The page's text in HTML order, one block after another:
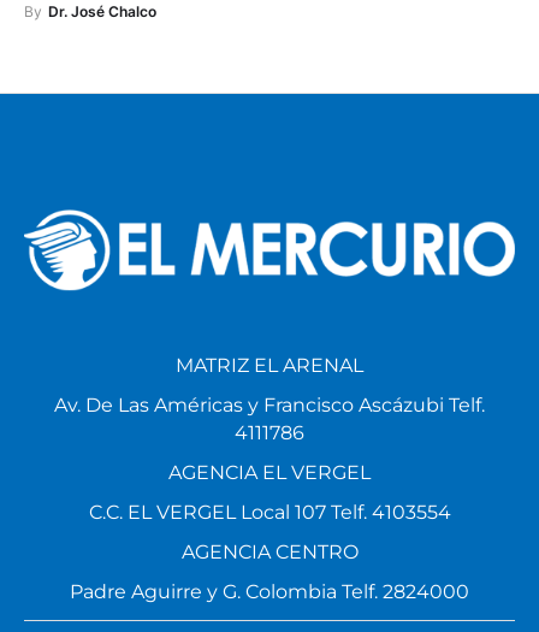
By Dr. José Chalco
MATRIZ EL ARENAL
Av. De Las Américas y Francisco Ascázubi Telf.
4111786
AGENCIA EL VERGEL
C.C. EL VERGEL Local 107 Telf. 4103554
AGENCIA CENTRO
Padre Aguirre y G. Colombia Telf. 2824000